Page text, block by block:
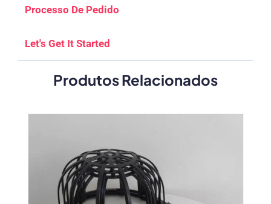
Processo De Pedido
Let's Get It Started
Produtos Relacionados